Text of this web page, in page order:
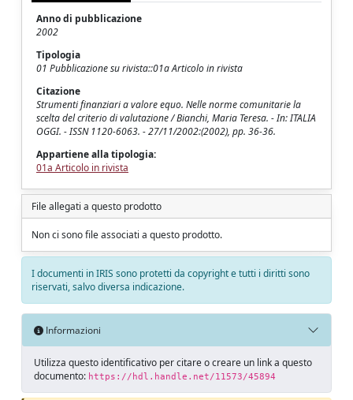
Anno di pubblicazione
2002
Tipologia
01 Pubblicazione su rivista::01a Articolo in rivista
Citazione
Strumenti finanziari a valore equo. Nelle norme comunitarie la
scelta del criterio di valutazione / Bianchi, Maria Teresa. - In: ITALIA
OGGI. - ISSN 1120-6063. - 27/11/2002:(2002), pp. 36-36.
Appartiene alla tipologia:
01a Articolo in rivista
File allegati a questo prodotto
Non ci sono file associati a questo prodotto.
I documenti in IRIS sono protetti da copyright e tutti i diritti sono
riservati, salvo diversa indicazione.
Informazioni
Utilizza questo identificativo per citare o creare un link a questo
documento: https://hdl.handle.net/11573/45894